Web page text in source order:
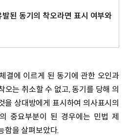
된 동기의 착오라면 표시 여부와
결에 이르게 된 동기에 관한 오인과
오는 취소할 수 없고, 동기를 당해 의
을 상대방에게 표시하여 의사표시의
중요부분이 된 경우에는 민법 제
함을 살펴보았다.